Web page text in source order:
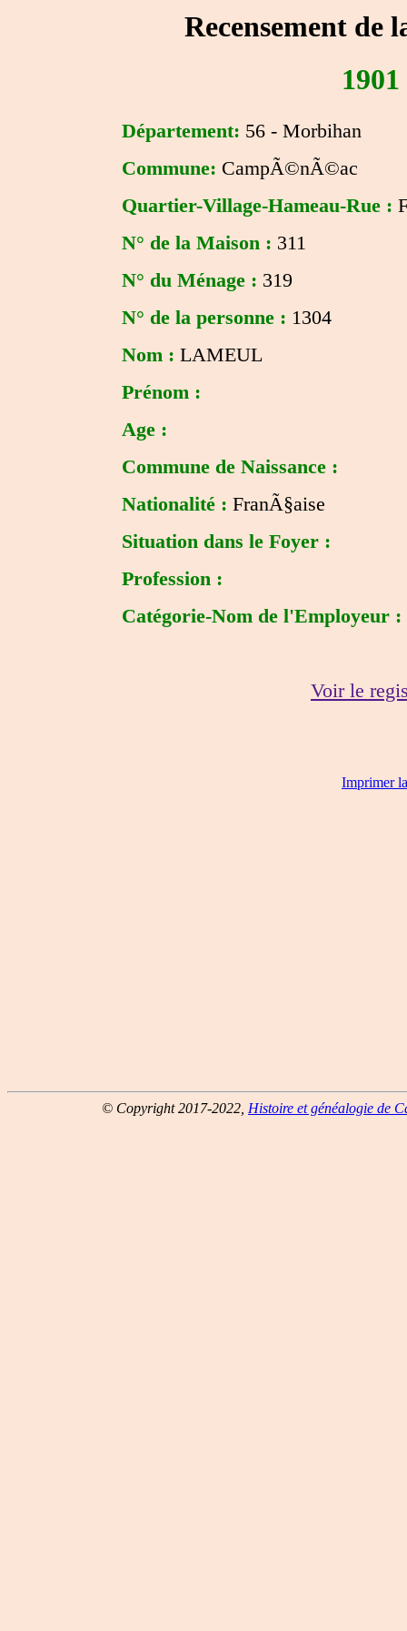
Recensement de
1901
Département: 56 - Morbihan
Commune: CampÃ©nÃ©ac
Quartier-Village-Hameau-Rue :
N° de la Maison : 311
N° du Ménage : 319
N° de la personne : 1304
Nom : LAMEUL
Prénom :
Age :
Commune de Naissance :
Nationalité : FranÃ§aise
Situation dans le Foyer :
Profession :
Catégorie-Nom de l'Employeur :
Voir le
Imprimer
© Copyright 2017-2022, Histoire et généalogie de